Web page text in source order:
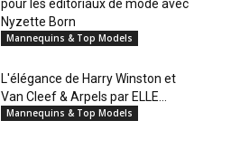
pour les éditoriaux de mode avec
Nyzette Born
Mannequins & Top Models
L'élégance de Harry Winston et
Van Cleef & Arpels par ELLE...
Mannequins & Top Models